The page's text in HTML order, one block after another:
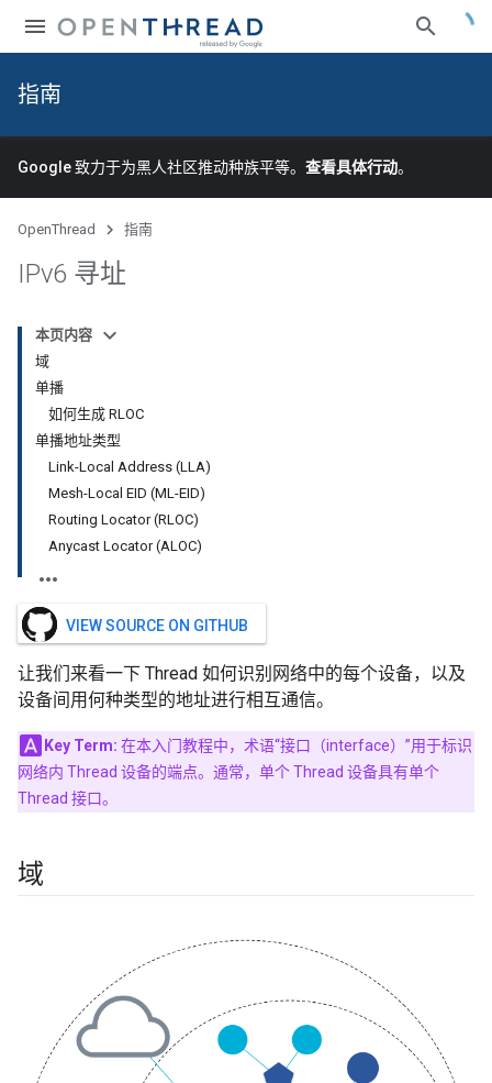
指南
Google 致力于为黑人社区推动种族平等。 查看具体行动。
OpenThread 指南
IPv6 寻址
本页内容
域
单播
如何生成 RLOC
单播地址类型
Link-Local Address (LLA)
Mesh-Local EID (ML-EID)
Routing Locator (RLOC)
Anycast Locator (ALOC)
VIEW SOURCE ON GITHUB
让我们来看一下 Thread 如何识别网络中的每个设备，以及
设备间用何种类型的地址进行相互通信。
Key Term: 在本入门教程中，术语“接口（interface）”用于标识
网络内 Thread 设备的端点。通常，单个 Thread 设备具有单个
Thread 接口。
域